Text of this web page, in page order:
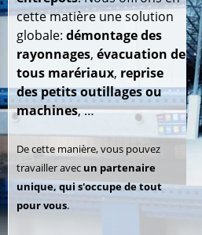
cette matière une solution
globale: démontage des
rayonnages, évacuation de
tous marériaux, reprise
des petits outillages ou
machines, …
De cette manière, vous pouvez
travailler avec un partenaire
unique, qui s'occupe de tout
pour vous.